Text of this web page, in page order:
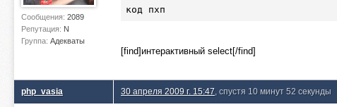
Сообщения: 2089
Репутация: N
Группа: Адекваты
код пхп
[find]интерактивный select[/find]
php_vasia 30 апреля 2009 г. 15:47 , спустя 10 минут 52 секунды